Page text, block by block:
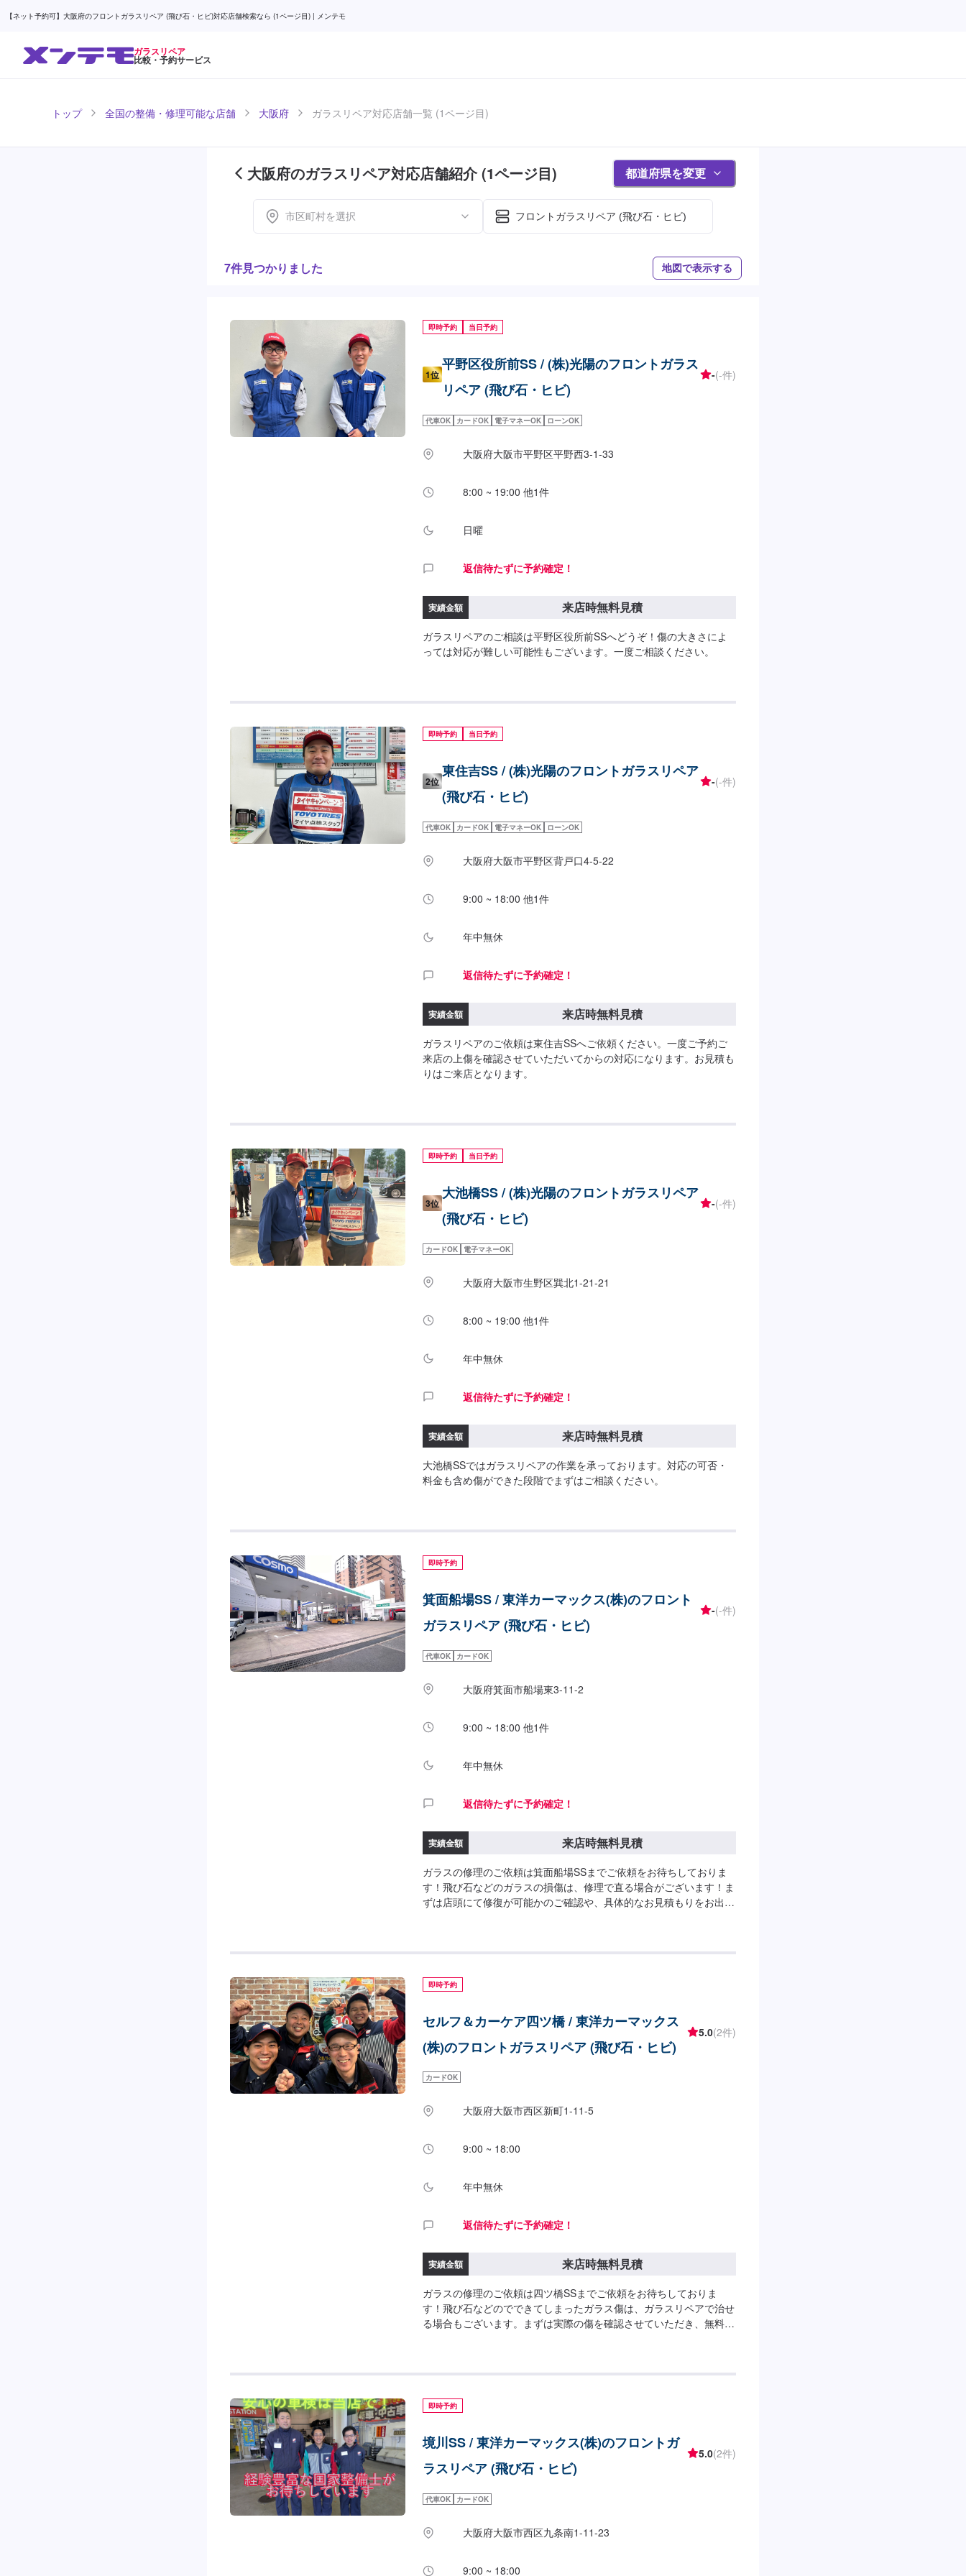
【ネット予約可】大阪府のフロントガラスリペア (飛び石・ヒビ)対応店舗検索なら (1ページ目) | メンテモ
ガラスリペア
比較・予約サービス
トップ 全国の整備・修理可能な店舗 大阪府 ガラスリペア対応店舗一覧 (1ページ目)
大阪府のガラスリペア対応店舗紹介 (1ページ目) 都道府県を変更
市区町村を選択 フロントガラスリペア (飛び石・ヒビ)
7件見つかりました 地図で表示する
即時予約 当日予約
1位
平野区役所前SS / (株)光陽のフロントガラス
リペア (飛び石・ヒビ)
-(-件)
代車OK カードOK 電子マネーOK ローンOK
大阪府大阪市平野区平野西3-1-33
8:00 ~ 19:00 他1件
日曜
返信待たずに予約確定！
実績金額 来店時無料見積
ガラスリペアのご相談は平野区役所前SSへどうぞ！傷の大きさによ
っては対応が難しい可能性もございます。一度ご相談ください。
即時予約 当日予約
2位
東住吉SS / (株)光陽のフロントガラスリペア
(飛び石・ヒビ)
-(-件)
代車OK カードOK 電子マネーOK ローンOK
大阪府大阪市平野区背戸口4-5-22
9:00 ~ 18:00 他1件
年中無休
返信待たずに予約確定！
実績金額 来店時無料見積
ガラスリペアのご依頼は東住吉SSへご依頼ください。一度ご予約ご
来店の上傷を確認させていただいてからの対応になります。お見積も
りはご来店となります。
即時予約 当日予約
3位
大池橋SS / (株)光陽のフロントガラスリペア
(飛び石・ヒビ)
-(-件)
カードOK 電子マネーOK
大阪府大阪市生野区巽北1-21-21
8:00 ~ 19:00 他1件
年中無休
返信待たずに予約確定！
実績金額 来店時無料見積
大池橋SSではガラスリペアの作業を承っております。対応の可否・
料金も含め傷ができた段階でまずはご相談ください。
即時予約
箕面船場SS / 東洋カーマックス(株)のフロント
ガラスリペア (飛び石・ヒビ)
-(-件)
代車OK カードOK
大阪府箕面市船場東3-11-2
9:00 ~ 18:00 他1件
年中無休
返信待たずに予約確定！
実績金額 来店時無料見積
ガラスの修理のご依頼は箕面船場SSまでご依頼をお待ちしておりま
す！飛び石などのガラスの損傷は、修理で直る場合がございます！ま
ずは店頭にて修復が可能かのご確認や、具体的なお見積もりをお出し
即時予約
セルフ＆カーケア四ツ橋 / 東洋カーマックス
(株)のフロントガラスリペア (飛び石・ヒビ)
5.0(2件)
カードOK
大阪府大阪市西区新町1-11-5
9:00 ~ 18:00
年中無休
返信待たずに予約確定！
実績金額 来店時無料見積
ガラスの修理のご依頼は四ツ橋SSまでご依頼をお待ちしておりま
す！飛び石などのでできてしまったガラス傷は、ガラスリペアで治せ
る場合もございます。まずは実際の傷を確認させていただき、無料で
即時予約
境川SS / 東洋カーマックス(株)のフロントガ
ラスリペア (飛び石・ヒビ)
5.0(2件)
代車OK カードOK
大阪府大阪市西区九条南1-11-23
9:00 ~ 18:00